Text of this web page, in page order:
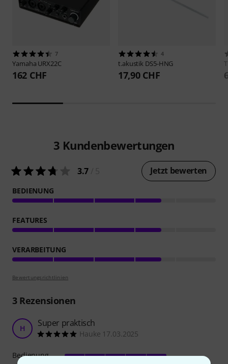
7
Yamaha URX22C
162 CHF
4
t.akustik DS5-HNG
17,90 CHF
3 Kundenbewertungen
3.7 Jetzt bewerten
BEDIENUNG
FEATURES
VERARBEITUNG
Bewertungsrichtlinien
3Rezensionen
H Super praktisch
Hauke 17.03.2025
Bedienung